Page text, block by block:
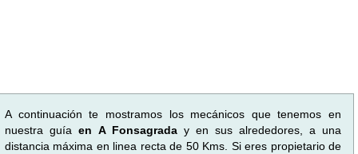
A continuación te mostramos los mecánicos que tenemos en
nuestra guía en A Fonsagrada y en sus alrededores, a una
distancia máxima en linea recta de 50 Kms. Si eres propietario de